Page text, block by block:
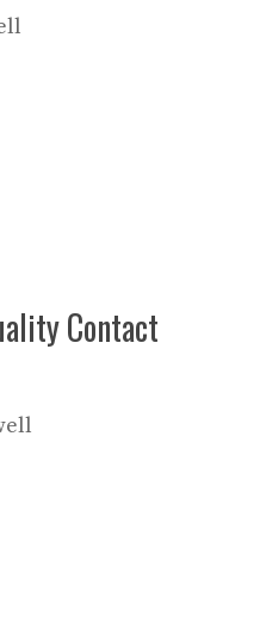
Contact